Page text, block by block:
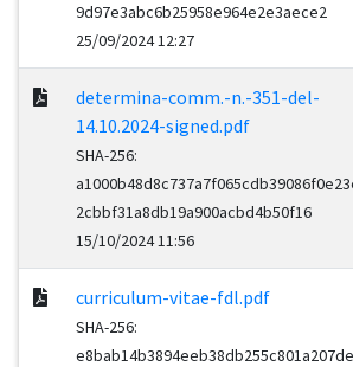
9d97e3abc6b25958e964e2e3aece2
25/09/2024 12:27
determina-comm.-n.-351-del-
14.10.2024-signed.pdf
SHA-256:
2cbbf31a8db19a900acbd4b50f16
15/10/2024 11:56
curriculum-vitae-fdl.pdf
SHA-256: